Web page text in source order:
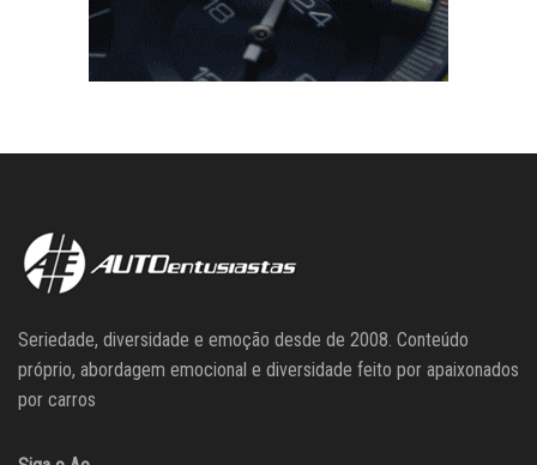
Seriedade, diversidade e emoção desde de 2008. Conteúdo
próprio, abordagem emocional e diversidade feito por apaixonados
por carros